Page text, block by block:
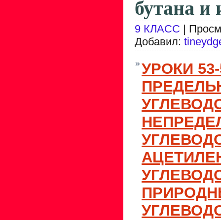
бутана и
9 КЛАСС |
Добавил:
УРОКИ 53-